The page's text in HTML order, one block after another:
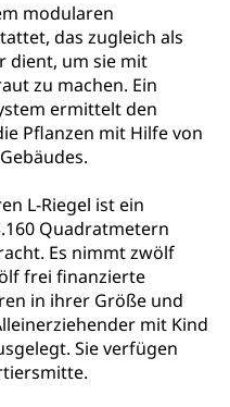
modularen
das zugleich als
dient, um sie mit
zu machen. Ein
ermittelt den
Pflanzen mit Hilfe von
L-Riegel ist ein
Quadratmetern
Es nimmt zwölf
frei finanzierte
in ihrer Größe und
mit Kind
Sie verfügen